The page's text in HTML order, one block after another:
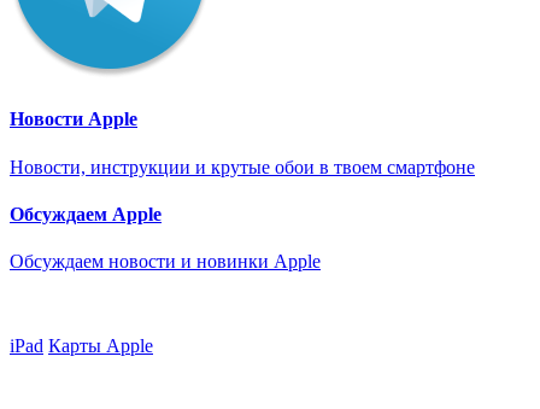
Новости Apple
Новости, инструкции и крутые обои в твоем смартфоне
Обсуждаем Apple
Обсуждаем новости и новинки Apple
iPad Карты Apple